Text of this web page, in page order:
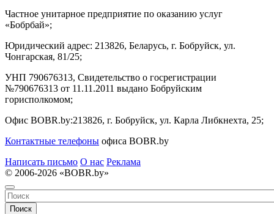
Частное унитарное предприятие по оказанию услуг
«Бобрбай»;
Юридический адрес: 213826, Беларусь, г. Бобруйск, ул.
Чонгарская, 81/25;
УНП 790676313, Свидетельство о госрегистрации
№790676313 от 11.11.2011 выдано Бобруйским
горисполкомом;
Офис BOBR.by:213826, г. Бобруйск, ул. Карла Либкнехта, 25;
Контактные телефоны офиса BOBR.by
Написать письмо О нас Реклама
© 2006-2026 «BOBR.by»
Поиск